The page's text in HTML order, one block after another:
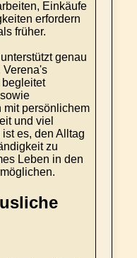
Einkäufe
erfordern
früher.
genau
Verena's
mit persönlichem
und viel
es, den Alltag
zu
Leben in den